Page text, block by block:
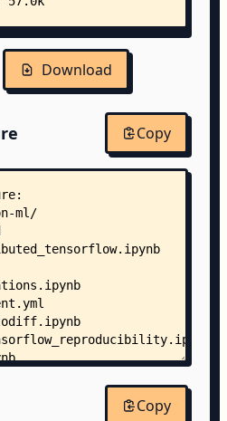
Download
Copy
ml/
checklist.md
Copy